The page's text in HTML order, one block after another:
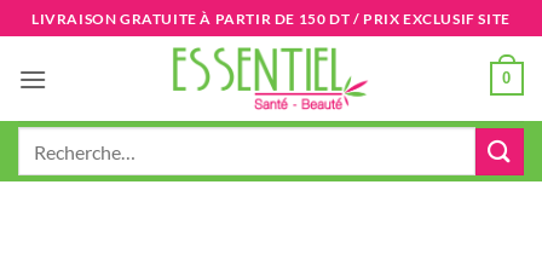
Passer
au
contenu
LIVRAISON GRATUITE À PARTIR DE 150 DT / PRIX EXCLUSIF SITE
0